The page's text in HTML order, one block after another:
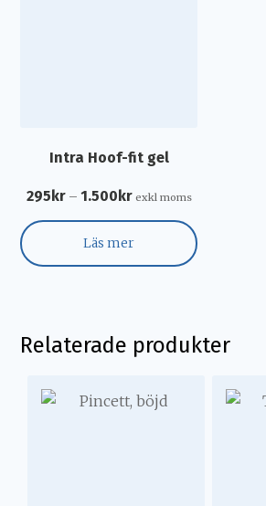
Intra Hoof-fit gel
295kr – 1.500kr exkl moms
Läs mer
Relaterade produkter